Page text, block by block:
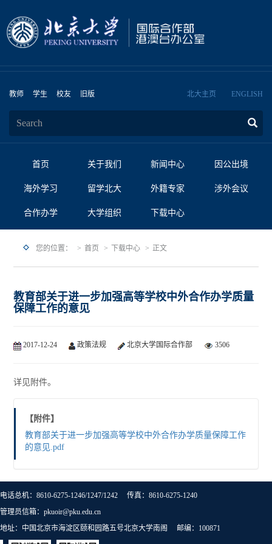
教师 学生 校友 旧版 北大主页 ENGLISH
首页 关于我们 新闻中心 因公出境
海外学习 留学北大 外籍专家 涉外会议
合作办学 大学组织 下载中心
您的位置： 首页 下载中心 正文
教育部关于进一步加强高等学校中外合作办学质量
保障工作的意见
2017-12-24 政策法规 北京大学国际合作部 3506
详见附件。
【附件】
教育部关于进一步加强高等学校中外合作办学质量保障工作
的意见.pdf
电话总机：8610-6275-1246/1247/1242 传真：8610-6275-1240
管理员信箱：pkuoir@pku.edu.cn
地址：中国北京市海淀区颐和园路五号北京大学南阁 邮编：100871